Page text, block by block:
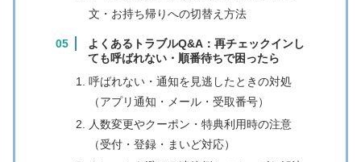
文・お持ち帰りへの切替え方法
よくあるトラブルQ&A：再チェックインし
ても呼ばれない・順番待ちで困ったら
呼ばれない・通知を見逃したときの対処
（アプリ通知・メール・受取番号）
人数変更やクーポン・特典利用時の注意
（受付・登録・まいど対応）